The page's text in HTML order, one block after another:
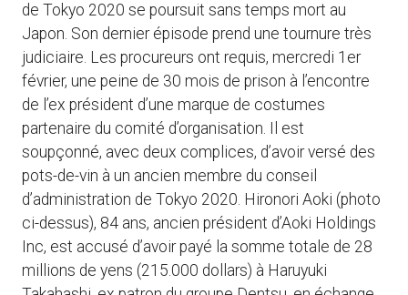
de Tokyo 2020 se poursuit sans temps mort au
Japon. Son dernier épisode prend une tournure très
judiciaire. Les procureurs ont requis, mercredi 1er
février, une peine de 30 mois de prison à l’encontre
de l’ex président d’une marque de costumes
partenaire du comité d’organisation. Il est
soupçonné, avec deux complices, d’avoir versé des
pots-de-vin à un ancien membre du conseil
d’administration de Tokyo 2020. Hironori Aoki (photo
ci-dessus), 84 ans, ancien président d’Aoki Holdings
Inc, est accusé d’avoir payé la somme totale de 28
millions de yens (215.000 dollars) à Haruyuki